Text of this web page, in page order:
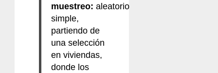
muestreo: aleatorio
simple,
partiendo de
una selección
en viviendas,
donde los